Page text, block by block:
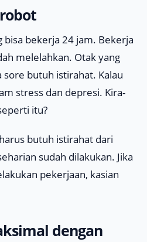
bisa bekerja 24 jam. Bekerja
melelahkan. Otak yang
sore butuh istirahat. Kalau
stress dan depresi. Kira-
itu?
butuh istirahat dari
sudah dilakukan. Jika
pekerjaan, kasian
dengan